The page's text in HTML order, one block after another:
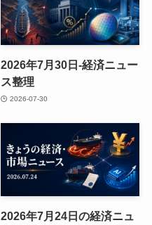
2026年7月30日-経済ニュー
ス整理
2026-07-30
2026年7月24日の経済ニュ